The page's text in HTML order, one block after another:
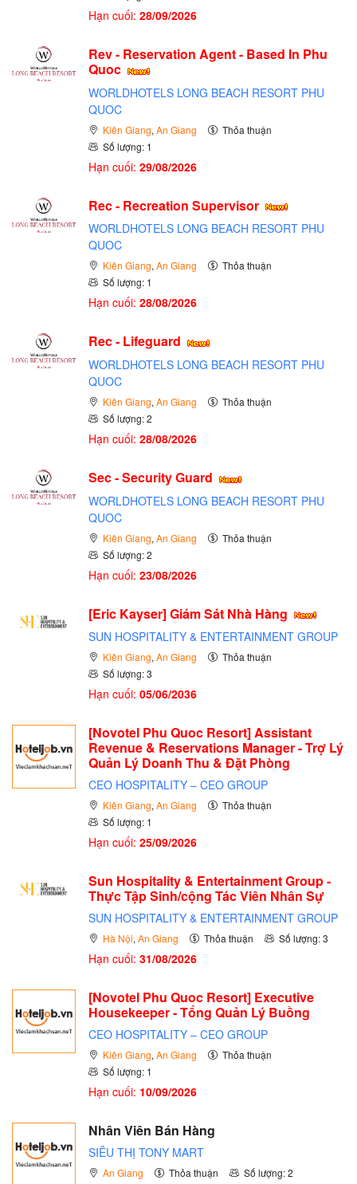
Hạn cuối: 28/09/2026
Rev - Reservation Agent - Based In Phu
Quoc
WORLDHOTELS LONG BEACH RESORT PHU
QUOC
Kiên Giang, An Giang
Thỏa thuận
Số lượng: 1
Hạn cuối: 29/08/2026
Rec - Recreation Supervisor
WORLDHOTELS LONG BEACH RESORT PHU
QUOC
Kiên Giang, An Giang
Thỏa thuận
Số lượng: 1
Hạn cuối: 28/08/2026
Rec - Lifeguard
WORLDHOTELS LONG BEACH RESORT PHU
QUOC
Kiên Giang, An Giang
Thỏa thuận
Số lượng: 2
Hạn cuối: 28/08/2026
Sec - Security Guard
WORLDHOTELS LONG BEACH RESORT PHU
QUOC
Kiên Giang, An Giang
Thỏa thuận
Số lượng: 2
Hạn cuối: 23/08/2026
[Eric Kayser] Giám Sát Nhà Hàng
SUN HOSPITALITY & ENTERTAINMENT GROUP
Kiên Giang, An Giang
Thỏa thuận
Số lượng: 3
Hạn cuối: 05/06/2036
[Novotel Phu Quoc Resort] Assistant
Revenue & Reservations Manager - Trợ Lý
Quản Lý Doanh Thu & Đặt Phòng
CEO HOSPITALITY – CEO GROUP
Kiên Giang, An Giang
Thỏa thuận
Số lượng: 1
Hạn cuối: 25/09/2026
Sun Hospitality & Entertainment Group -
Thực Tập Sinh/cộng Tác Viên Nhân Sự
SUN HOSPITALITY & ENTERTAINMENT GROUP
Hà Nội, An Giang Thỏa thuận Số lượng: 3
Hạn cuối: 31/08/2026
[Novotel Phu Quoc Resort] Executive
Housekeeper - Tổng Quản Lý Buồng
CEO HOSPITALITY – CEO GROUP
Kiên Giang, An Giang
Thỏa thuận
Số lượng: 1
Hạn cuối: 10/09/2026
Nhân Viên Bán Hàng
SIÊU THỊ TONY MART
An Giang Thỏa thuận Số lượng: 2